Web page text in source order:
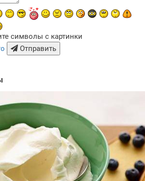
символы с картинки
Отправить